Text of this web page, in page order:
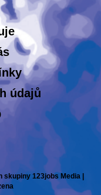
údajů
123jobs Media |